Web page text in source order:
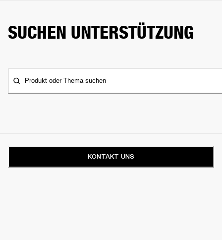
SUCHEN UNTERSTÜTZUNG
Produkt oder Thema suchen
KONTAKT UNS